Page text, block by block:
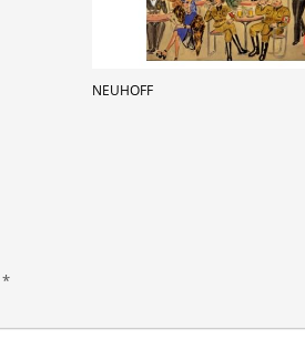
NEUHOFF
*